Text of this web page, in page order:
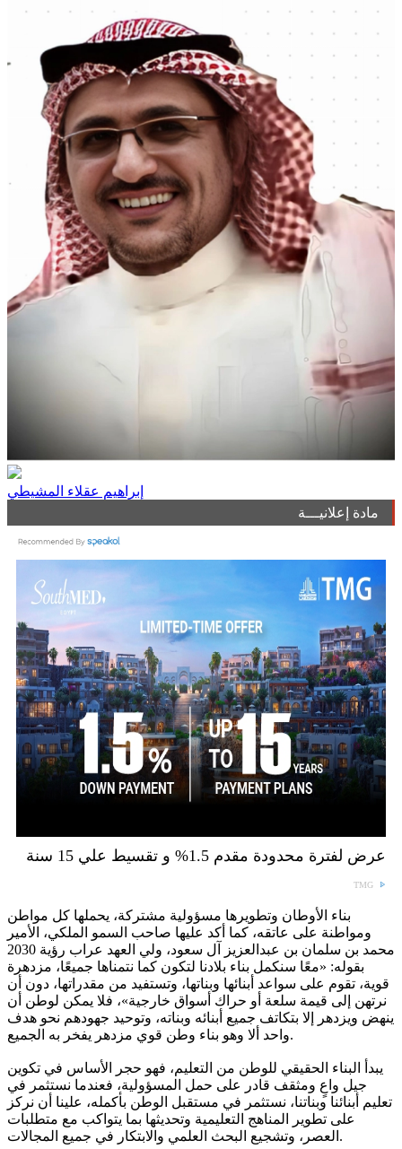
إبراهيم عقلاء المشيطي
مادة إعلانيـــة
عرض لفترة محدودة مقدم 1.5% و تقسيط علي 15 سنة
TMG
بناء الأوطان وتطويرها مسؤولية مشتركة، يحملها كل مواطن
ومواطنة على عاتقه، كما أكد عليها صاحب السمو الملكي، الأمير
محمد بن سلمان بن عبدالعزيز آل سعود، ولي العهد عراب رؤية 2030
بقوله: «معًا سنكمل بناء بلادنا لتكون كما نتمناها جميعًا، مزدهرة
قوية، تقوم على سواعد أبنائها وبناتها، وتستفيد من مقدراتها، دون أن
نرتهن إلى قيمة سلعة أو حراك أسواق خارجية»، فلا يمكن لوطن أن
ينهض ويزدهر إلا بتكاتف جميع أبنائه وبناته، وتوحيد جهودهم نحو هدف
واحد ألا وهو بناء وطن قوي مزدهر يفخر به الجميع.
يبدأ البناء الحقيقي للوطن من التعليم، فهو حجر الأساس في تكوين
جيل واعٍ ومثقف قادر على حمل المسؤولية، فعندما نستثمر في
تعليم أبنائنا وبناتنا، نستثمر في مستقبل الوطن بأكمله، علينا أن نركز
على تطوير المناهج التعليمية وتحديثها بما يتواكب مع متطلبات
العصر، وتشجيع البحث العلمي والابتكار في جميع المجالات.